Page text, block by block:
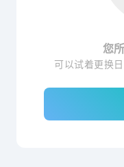
您
可以试着更换